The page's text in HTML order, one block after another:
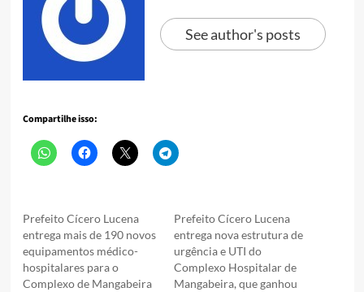
See author's posts
Compartilhe isso:
Prefeito Cícero Lucena
entrega mais de 190 novos
equipamentos médico-
hospitalares para o
Complexo de Mangabeira
Prefeito Cícero Lucena
entrega nova estrutura de
urgência e UTI do
Complexo Hospitalar de
Mangabeira, que ganhou